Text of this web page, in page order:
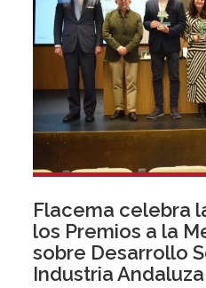
Flacema celebra
los Premios a la
sobre Desarrollo
Industria Andaluza